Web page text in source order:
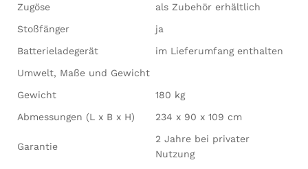
Zugöse
als Zubehör erhältlich
Stoßfänger
ja
Batterieladegerät
im Lieferumfang enthalten
Umwelt, Maße und Gewicht
Gewicht
180 kg
Abmessungen (L x B x H)
234 x 90 x 109 cm
Garantie
2 Jahre bei privater
Nutzung